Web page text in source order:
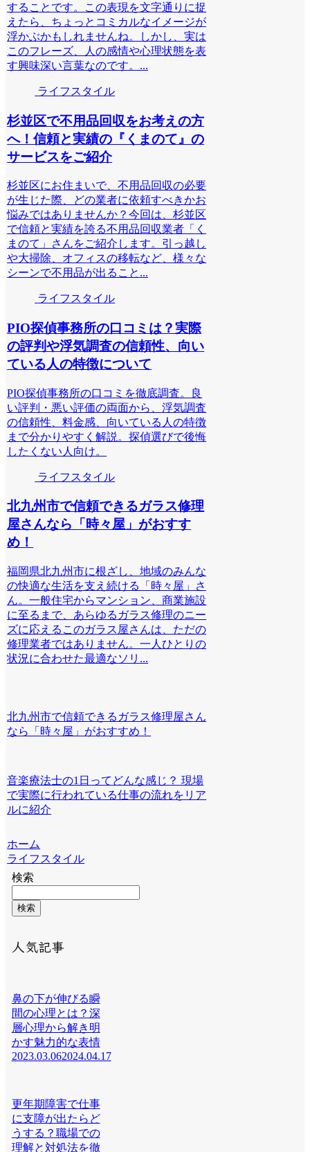
することです。この表現を文字通りに捉
えたら、ちょっとコミカルなイメージが
浮かぶかもしれませんね。しかし、実は
このフレーズ、人の感情や心理状態を表
す興味深い言葉なのです。...
ライフスタイル
杉並区で不用品回収をお考えの方
へ！信頼と実績の『くまのて』の
サービスをご紹介
杉並区にお住まいで、不用品回収の必要
が生じた際、どの業者に依頼すべきかお
悩みではありませんか？今回は、杉並区
で信頼と実績を誇る不用品回収業者「く
まのて」さんをご紹介します。引っ越し
や大掃除、オフィスの移転など、様々な
シーンで不用品が出ること...
ライフスタイル
PIO探偵事務所の口コミは？実際
の評判や浮気調査の信頼性、向い
ている人の特徴について
PIO探偵事務所の口コミを徹底調査。良
い評判・悪い評価の両面から、浮気調査
の信頼性、料金感、向いている人の特徴
まで分かりやすく解説。探偵選びで後悔
したくない人向け。
ライフスタイル
北九州市で信頼できるガラス修理
屋さんなら「時々屋」がおすす
め！
福岡県北九州市に根ざし、地域のみんな
の快適な生活を支え続ける「時々屋」さ
ん。一般住宅からマンション、商業施設
に至るまで、あらゆるガラス修理のニー
ズに応えるこのガラス屋さんは、ただの
修理業者ではありません。一人ひとりの
状況に合わせた最適なソリ...
北九州市で信頼できるガラス修理屋さん
なら「時々屋」がおすすめ！
音楽療法士の1日ってどんな感じ？ 現場
で実際に行われている仕事の流れをリア
ルに紹介
ホーム
ライフスタイル
検索
検索
人気記事
鼻の下が伸びる瞬
間の心理とは？深
層心理から解き明
かす魅力的な表情
2023.03.062024.04.17
更年期障害で仕事
に支障が出たらど
うする？職場での
理解と対処法を徹